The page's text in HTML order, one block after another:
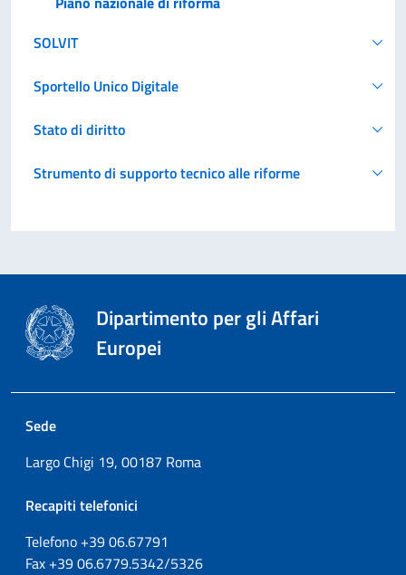
SOLVIT
Sportello Unico Digitale
Stato di diritto
Strumento di supporto tecnico alle riforme
Dipartimento per gli Affari
Europei
Sede
Largo Chigi 19, 00187 Roma
Recapiti telefonici
Telefono +3906.67791
Fax +3906.6779.5342/5326